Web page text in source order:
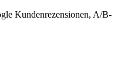
Kundenrezensionen, A/B-